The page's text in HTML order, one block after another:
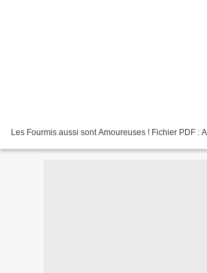
Les Fourmis aussi sont Amoureuses ! Fichier PDF :